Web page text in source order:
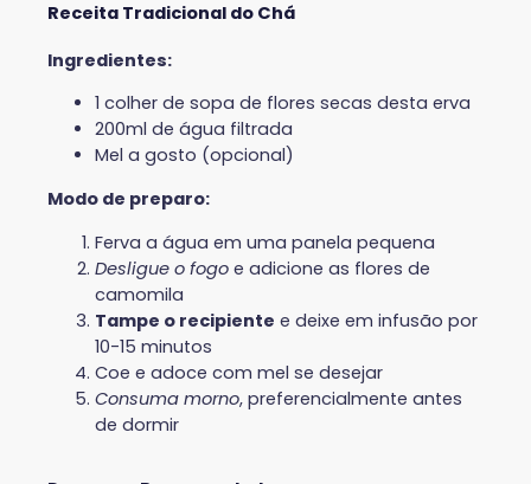
Receita Tradicional do Chá
Ingredientes:
1 colher de sopa de flores secas desta erva
200ml de água filtrada
Mel a gosto (opcional)
Modo de preparo:
Ferva a água em uma panela pequena
Desligue o fogo e adicione as flores de
camomila
Tampe o recipiente e deixe em infusão por
10-15 minutos
Coe e adoce com mel se desejar
Consuma morno, preferencialmente antes
de dormir